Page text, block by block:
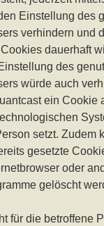
Einstellung des
verhindern und
dauerhaft
des
würde auch
ein Cookie
setzt. Zudem
gesetzte
oder
gelöscht
für die betroffene